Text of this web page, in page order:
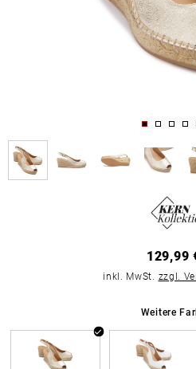
129,99
inkl. MwSt. zzgl.
Weitere